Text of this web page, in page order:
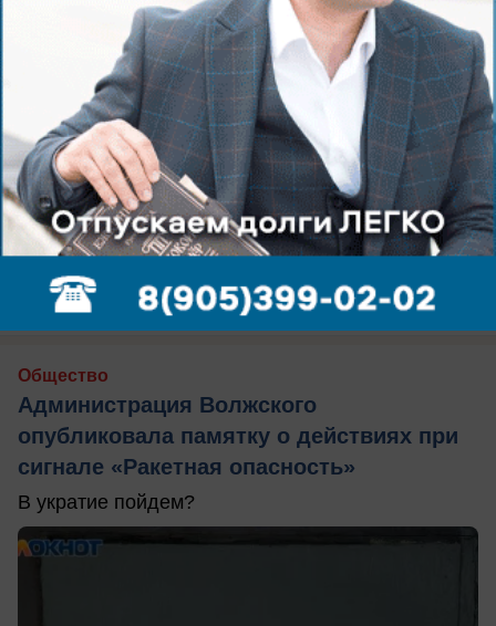
Общество
Парк «Новый город» в Волжском:
благоустройство завершено
досрочно — что появилось для горожан
Парк "Новый город" уже готов
вчера в 20:32
Общество
Администрация Волжского
опубликовала памятку о действиях при
сигнале «Ракетная опасность»
В укратие пойдем?